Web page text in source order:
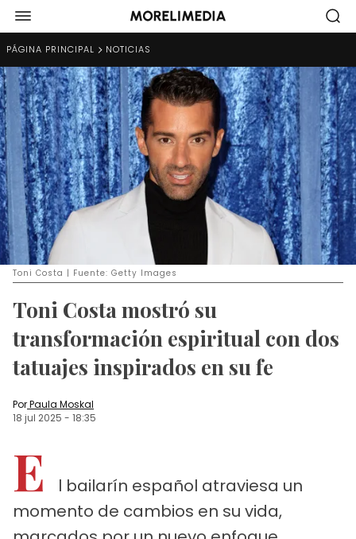
PÁGINA PRINCIPAL NOTICIAS
Toni Costa | Fuente: Getty Images
Toni Costa mostró su
transformación espiritual con dos
tatuajes inspirados en su fe
PorPaula Moskal
18 jul 2025 - 18:35
E
l bailarín español atraviesa un
momento de cambios en su vida,